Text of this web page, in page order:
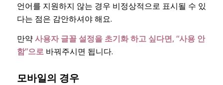
언어를 지원하지 않는 경우 비정상적으로 표시될 수 있
다는 점은 감안하셔야 해요.
만약사용자 글꼴 설정을 초기화 하고 싶다면, “사용 안
함”으로바꿔주시면 됩니다.
모바일의 경우